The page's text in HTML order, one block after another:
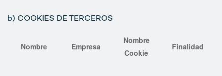
b) COOKIES DE TERCEROS
Nombre Empresa
Nombre
Cookie
Finalidad